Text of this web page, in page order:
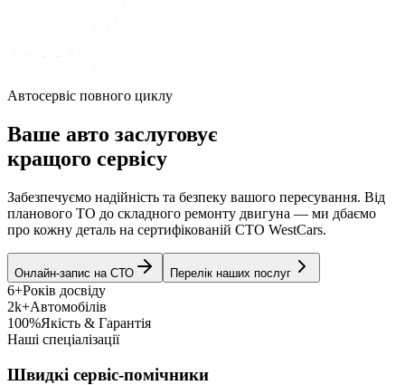
Автосервіс повного циклу
Ваше авто заслуговує
кращого сервісу
Забезпечуємо надійність та безпеку вашого пересування. Від
планового ТО до складного ремонту двигуна — ми дбаємо
про кожну деталь на сертифікованій СТО WestCars.
Онлайн-запис на СТО Перелік наших послуг
6+Років досвіду
2k+Автомобілів
100%Якість & Гарантія
Наші спеціалізації
Швидкі сервіс-помічники